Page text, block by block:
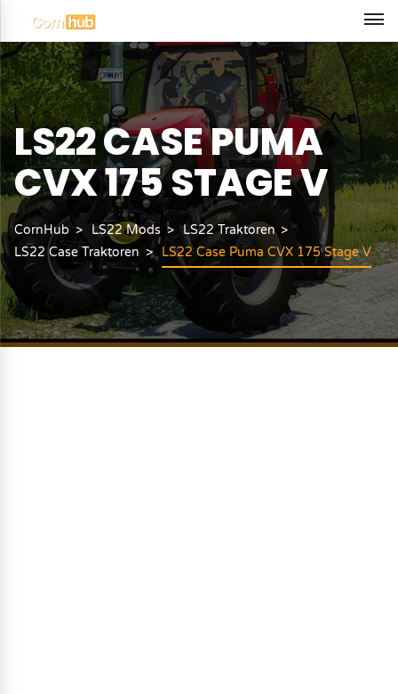
LS22 CASE PUMA
CVX 175 STAGE V
CornHub LS22 Mods
LS22 Traktoren
LS22 Case Traktoren
LS22 Case Puma CVX 175 Stage V